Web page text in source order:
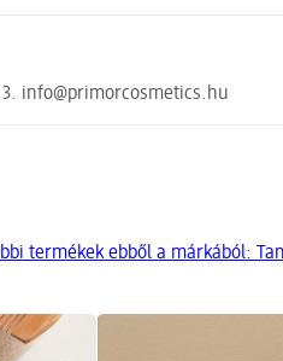
info@primorcosmetics.hu
termékek ebből a márkából: